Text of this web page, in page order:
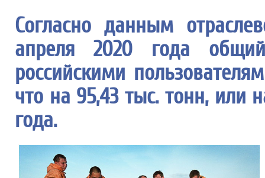
Согласно данным
апреля 2020 года
российскими
что на 95,43 тыс. тонн, или
года.